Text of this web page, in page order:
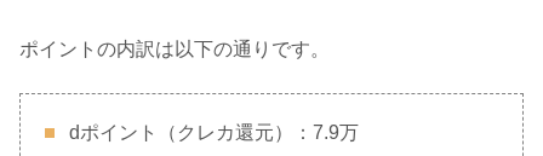
ポイントの内訳は以下の通りです。
dポイント（クレカ還元）：7.9万